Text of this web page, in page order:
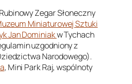
Zegar Słoneczny
Miniaturowej Sztuki
Jan Dominiakw Tychach
uzgodniony z
Narodowego).
, Mini Park Raj, wspólnoty